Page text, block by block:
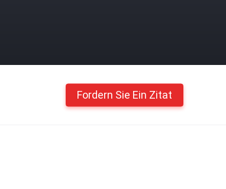
Fordern Sie Ein Zitat